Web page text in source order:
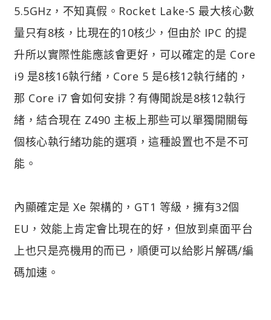
5.5GHz，不知真假。Rocket Lake-S 最大核心數
量只有8核，比現在的10核少，但由於 IPC 的提
升所以實際性能應該會更好，可以確定的是 Core
i9 是8核16執行緒，Core 5 是6核12執行緒的，
那 Core i7 會如何安排？有傳聞說是8核12執行
緒，結合現在 Z490 主板上那些可以單獨開關每
個核心執行緒功能的選項，這種設置也不是不可
能。
內顯確定是 Xe 架構的，GT1 等級，擁有32個
EU，效能上肯定會比現在的好，但放到桌面平台
上也只是亮機用的而已，順便可以給影片解碼/編
碼加速。